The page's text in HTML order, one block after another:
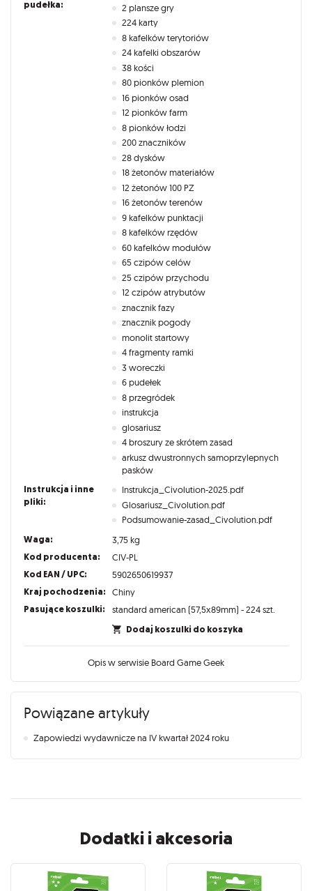
pudełka:
2 plansze gry
224 karty
8 kafelków terytoriów
24 kafelki obszarów
38 kości
80 pionków plemion
16 pionków osad
12 pionków farm
8 pionków łodzi
200 znaczników
28 dysków
18 żetonów materiałów
12 żetonów 100 PZ
16 żetonów terenów
9 kafelków punktacji
8 kafelków rzędów
60 kafelków modułów
65 czipów celów
25 czipów przychodu
12 czipów atrybutów
znacznik fazy
znacznik pogody
monolit startowy
4 fragmenty ramki
3 woreczki
6 pudełek
8 przegródek
instrukcja
glosariusz
4 broszury ze skrótem zasad
arkusz dwustronnych samoprzylepnych
pasków
Instrukcja i inne
pliki:
Instrukcja_Civolution-2025.pdf
Glosariusz_Civolution.pdf
Podsumowanie-zasad_Civolution.pdf
Waga: 3,75 kg
Kod producenta: CIV-PL
Kod EAN / UPC: 5902650619937
Kraj pochodzenia: Chiny
Pasujące koszulki: standard american (57,5x89mm) - 224 szt.
Dodaj koszulki do koszyka
Opis w serwisie Board Game Geek
Powiązane artykuły
Zapowiedzi wydawnicze na IV kwartał 2024 roku
Dodatki i akcesoria